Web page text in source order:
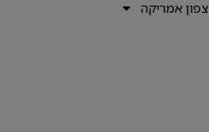
צפון אמריקה